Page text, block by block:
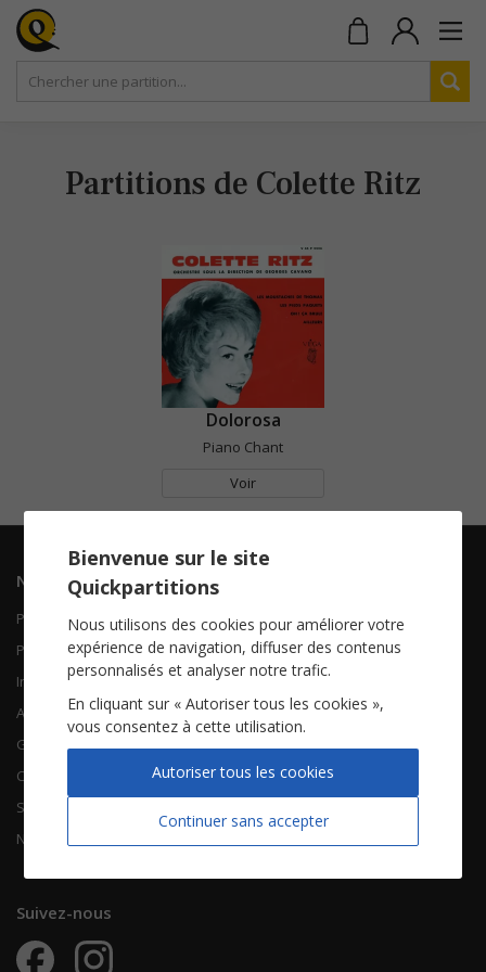
Partitions de Colette Ritz
Dolorosa
Piano Chant
Voir
Navigation
Piano Chant
Piano Solo
Instruments solistes
Accordéon
Guitare
Chorales
Songbooks
Nouvelles partitions
Contactez-nous
Qui sommes-nous
FAQ
À propos
CGV
Mentions légales
Vie privée
Suivez-nous
Bienvenue sur le site
Quickpartitions
Nous utilisons des cookies pour améliorer votre
expérience de navigation, diffuser des contenus
personnalisés et analyser notre trafic.
En cliquant sur « Autoriser tous les cookies »,
vous consentez à cette utilisation.
Continuer sans accepter
Autoriser tous les cookies